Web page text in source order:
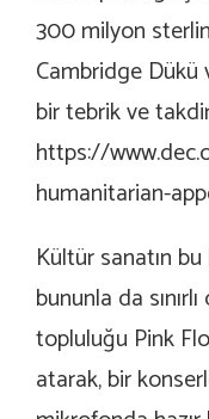
300 milyon
Cambridge Dükü
bir tebrik ve
https://
humanitarian-
Kültür sanatın
bununla da
topluluğu Pink
atarak, bir